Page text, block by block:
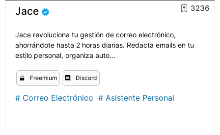
Jace 3236
Jace revoluciona tu gestión de correo electrónico,
ahorrándote hasta 2 horas diarias. Redacta emails en tu
estilo personal, organiza auto...
Freemium Discord
# Correo Electrónico # Asistente Personal